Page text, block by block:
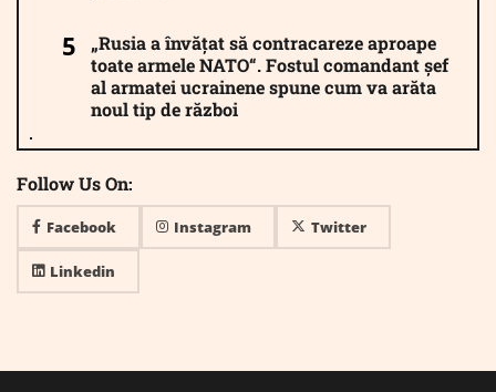
„Rusia a învățat să contracareze aproape
toate armele NATO“. Fostul comandant șef
al armatei ucrainene spune cum va arăta
noul tip de război
Follow Us On:
Facebook Instagram Twitter
Linkedin